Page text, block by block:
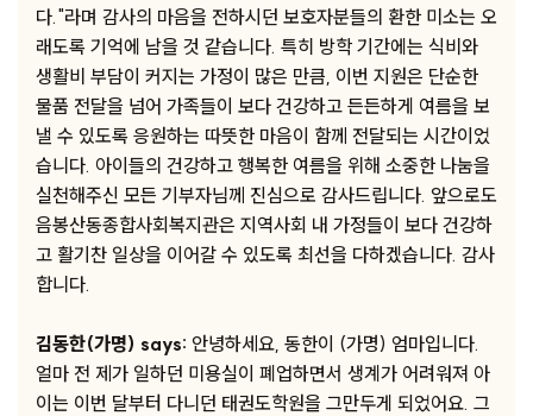
다."라며 감사의 마음을 전하시던 보호자분들의 환한 미소는 오
래도록 기억에 남을 것 같습니다. 특히 방학 기간에는 식비와
생활비 부담이 커지는 가정이 많은 만큼, 이번 지원은 단순한
물품 전달을 넘어 가족들이 보다 건강하고 든든하게 여름을 보
낼 수 있도록 응원하는 따뜻한 마음이 함께 전달되는 시간이었
습니다. 아이들의 건강하고 행복한 여름을 위해 소중한 나눔을
실천해주신 모든 기부자님께 진심으로 감사드립니다. 앞으로도
음봉산동종합사회복지관은 지역사회 내 가정들이 보다 건강하
고 활기찬 일상을 이어갈 수 있도록 최선을 다하겠습니다. 감사
합니다.
김동한(가명) says: 안녕하세요, 동한이 (가명) 엄마입니다.
얼마 전 제가 일하던 미용실이 폐업하면서 생계가 어려워져 아
이는 이번 달부터 다니던 태권도학원을 그만두게 되었어요. 그